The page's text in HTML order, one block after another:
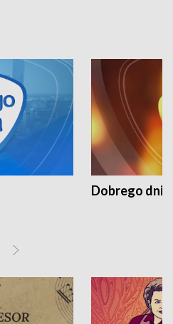
Dobrego dnia